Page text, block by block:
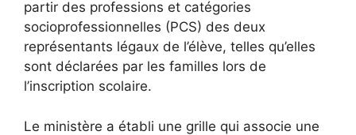
partir des professions et catégories
socioprofessionnelles (PCS) des deux
représentants légaux de l’élève, telles qu’elles
sont déclarées par les familles lors de
l’inscription scolaire.
Le ministère a établi une grille qui associe une